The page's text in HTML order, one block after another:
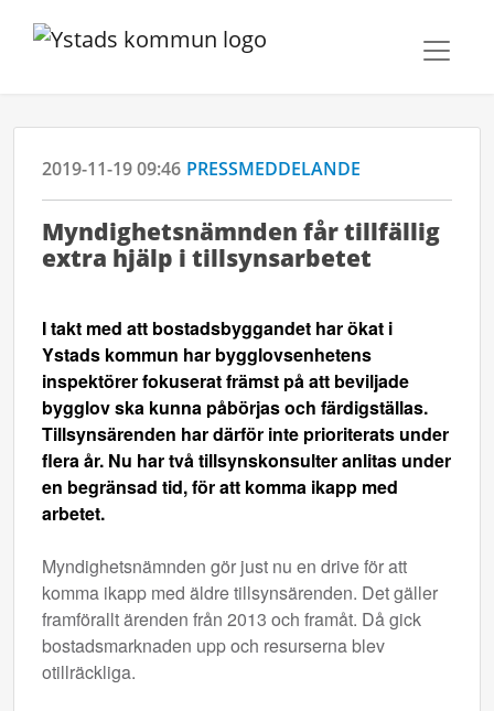
2019-11-19 09:46 PRESSMEDDELANDE
Myndighetsnämnden får tillfällig
extra hjälp i tillsynsarbetet
I takt med att bostadsbyggandet har ökat i
Ystads kommun har bygglovsenhetens
inspektörer fokuserat främst på att beviljade
bygglov ska kunna påbörjas och färdigställas.
Tillsynsärenden har därför inte prioriterats under
flera år. Nu har två tillsynskonsulter anlitas under
en begränsad tid, för att komma ikapp med
arbetet.
Myndighetsnämnden gör just nu en drive för att
komma ikapp med äldre tillsynsärenden. Det gäller
framförallt ärenden från 2013 och framåt. Då gick
bostadsmarknaden upp och resurserna blev
otillräckliga.